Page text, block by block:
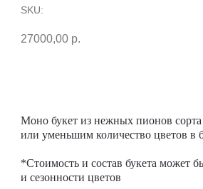
SKU:
27000,00 р.
Моно букет из нежных пионов
или уменьшим количество цветов в
*Стоимость и состав букета может
и сезонности цветов